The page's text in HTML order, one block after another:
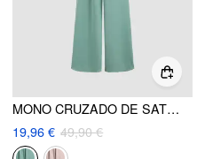
MONO CRUZADO DE SATÉN LISO CON CUELLO HALTER
19,96 € 49,90 €